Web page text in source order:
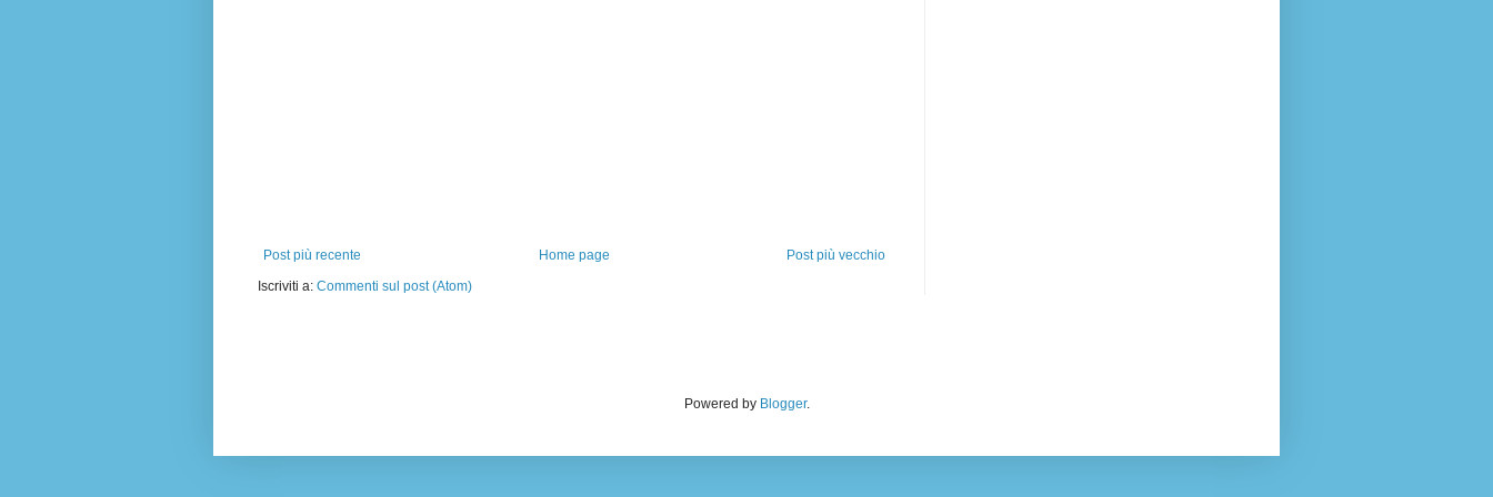
Post più recente Post più vecchio
Home page
Iscriviti a: Commenti sul post (Atom)
Powered by Blogger.